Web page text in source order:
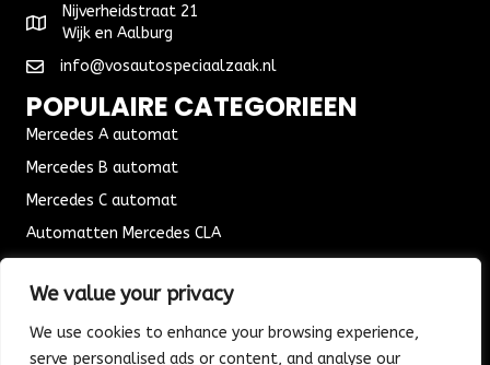
We value your privacy
We use cookies to enhance your browsing experience,
serve personalised ads or content, and analyse our
Nijverheidstraat 21
Wijk en Aalburg
info@vosautospeciaalzaak.nl
POPULAIRE CATEGORIEEN
Mercedes A automat
Mercedes B automat
Mercedes C automat
Automatten Mercedes CLA
ALGEMENE VOORWAARDEN
Algemene voorwaarden